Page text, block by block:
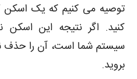
توصیه می کنیم که یک اسکن
کنید. اگر نتیجه این
سیستم شما است، آن را حذف
بروید.